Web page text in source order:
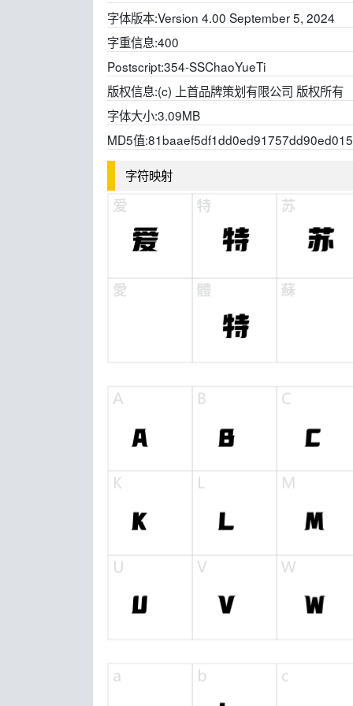
字体版本:Version 4.00 September 5, 2024
字重信息:400
Postscript:354-SSChaoYueTi
版权信息:(c) 上首品牌策划有限公司 版权所有
字体大小:3.09MB
MD5值:
字符映射